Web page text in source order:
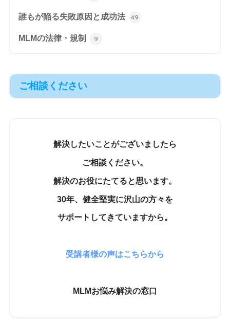
誰もが陥る失敗原因と成功法 49
MLMの法律・規制 9
ご相談ください
解決したいことがございましたら
ご相談ください。
解決のお役にたてると思います。
30年、健全堅実に沢山の方々を
サポートしてきていますから。
受講者様の声はこちらから
MLMお悩み解決の窓口